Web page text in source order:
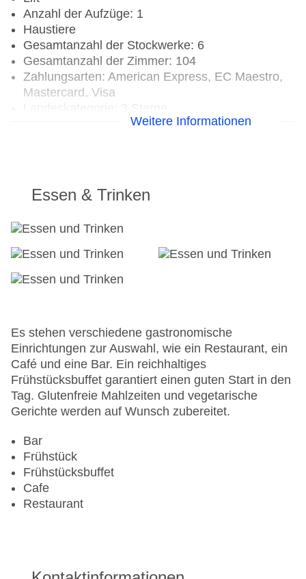
Anzahl der Aufzüge: 1
Haustiere
Gesamtanzahl der Stockwerke: 6
Gesamtanzahl der Zimmer: 104
Zahlungsarten: American Express, EC Maestro,
Mastercard, Visa
Weitere Informationen
Essen & Trinken
Es stehen verschiedene gastronomische
Einrichtungen zur Auswahl, wie ein Restaurant, ein
Café und eine Bar. Ein reichhaltiges
Frühstücksbuffet garantiert einen guten Start in den
Tag. Glutenfreie Mahlzeiten und vegetarische
Gerichte werden auf Wunsch zubereitet.
Bar
Frühstück
Frühstücksbuffet
Cafe
Restaurant